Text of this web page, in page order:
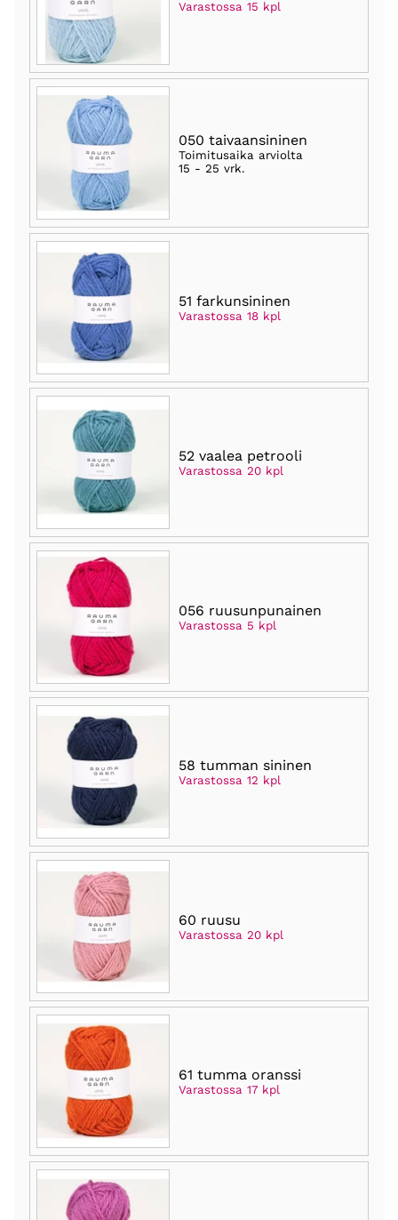
Varastossa 15 kpl
050 taivaansininen
Toimitusaika arviolta
15 - 25 vrk.
51 farkunsininen
Varastossa 18 kpl
52 vaalea petrooli
Varastossa 20 kpl
056 ruusunpunainen
Varastossa 5 kpl
58 tumman sininen
Varastossa 12 kpl
60 ruusu
Varastossa 20 kpl
61 tumma oranssi
Varastossa 17 kpl